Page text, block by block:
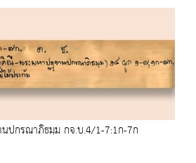
ปกรณาภิธมฺม กจ.บ.4/1-7:1ก-7ก